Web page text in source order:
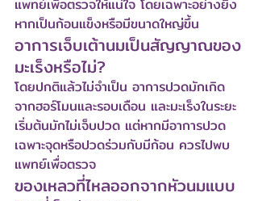
แพทย์เพื่อตรวจให้แน่ใจ โดยเฉพาะอย่างยิ่ง
หากเป็นก้อนแข็งหรือมีขนาดใหญ่ขึ้น
อาการเจ็บเต้านมเป็นสัญญาณของ
มะเร็งหรือไม่?
โดยปกติแล้วไม่จำเป็น อาการปวดมักเกิด
จากฮอร์โมนและรอบเดือน และมะเร็งในระยะ
เริ่มต้นมักไม่เจ็บปวด แต่หากมีอาการปวด
เฉพาะจุดหรือปวดร่วมกับมีก้อน ควรไปพบ
แพทย์เพื่อตรวจ
ของเหลวที่ไหลออกจากหัวนมแบบ